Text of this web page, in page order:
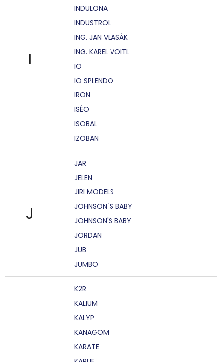
I
INDULONA
INDUSTROL
ING. JAN VLASÁK
ING. KAREL VOITL
IO
IO SPLENDO
IRON
ISÉO
ISOBAL
IZOBAN
J
JAR
JELEN
JIRI MODELS
JOHNSON`S BABY
JOHNSON'S BABY
JORDAN
JUB
JUMBO
K2R
KALIUM
KALYP
KANAGOM
KARATE